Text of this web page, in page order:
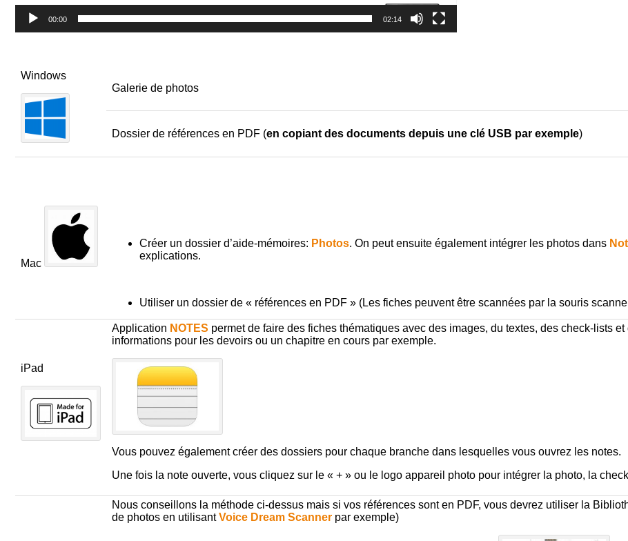
00:00 02:14
Windows
Galerie de photos
Dossier de références en PDF (en copiant des documents depuis une clé USB par exemple)
Mac
Créer un dossier d’aide-mémoires: Photos. On peut ensuite également intégrer les photos dans
explications.
Utiliser un dossier de « références en PDF » (Les fiches peuvent être scannées par la souris
iPad
Application NOTES permet de faire des fiches thématiques avec des images, du textes, des check-lists
informations pour les devoirs ou un chapitre en cours par exemple.
Vous pouvez également créer des dossiers pour chaque branche dans lesquelles vous ouvrez les notes.
Une fois la note ouverte, vous cliquez sur le « + » ou le logo appareil photo pour intégrer la photo, la
Nous conseillons la méthode ci-dessus mais si vos références sont en PDF, vous devrez utiliser la
de photos en utilisantVoice Dream Scannerpar exemple)